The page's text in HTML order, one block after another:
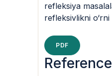
refleksiya
refleksivlikni
PDF